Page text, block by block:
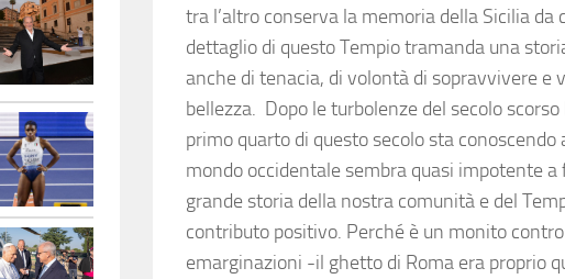
tra l’altro conserva la memoria della Sicilia
dettaglio di questo Tempio tramanda una
anche di tenacia, di volontà di sopravvivere e
bellezza. Dopo le turbolenze del secolo
primo quarto di questo secolo sta
mondo occidentale sembra quasi impotente
grande storia della nostra comunità e del
contributo positivo. Perché è un monito
emarginazioni -il ghetto di Roma era proprio